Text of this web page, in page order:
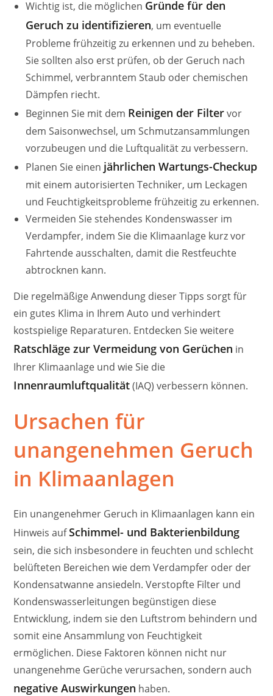
Wichtig ist, die möglichen Gründe für den
Geruch zu identifizieren, um eventuelle
Probleme frühzeitig zu erkennen und zu beheben.
Sie sollten also erst prüfen, ob der Geruch nach
Schimmel, verbranntem Staub oder chemischen
Dämpfen riecht.
Beginnen Sie mit dem Reinigen der Filtervor
dem Saisonwechsel, um Schmutzansammlungen
vorzubeugen und die Luftqualität zu verbessern.
Planen Sie einen jährlichen Wartungs-Checkup
mit einem autorisierten Techniker, um Leckagen
und Feuchtigkeitsprobleme frühzeitig zu erkennen.
Vermeiden Sie stehendes Kondenswasser im
Verdampfer, indem Sie die Klimaanlage kurz vor
Fahrtende ausschalten, damit die Restfeuchte
abtrocknen kann.
Die regelmäßige Anwendung dieser Tipps sorgt für
ein gutes Klima in Ihrem Auto und verhindert
kostspielige Reparaturen. Entdecken Sie weitere
Ratschläge zur Vermeidung von Gerüchen in
Ihrer Klimaanlage und wie Sie die
Innenraumluftqualität(IAQ) verbessern können.
Ursachen für
unangenehmen Geruch
in Klimaanlagen
Ein unangenehmer Geruch in Klimaanlagen kann ein
Hinweis aufSchimmel- und Bakterienbildung
sein, die sich insbesondere in feuchten und schlecht
belüfteten Bereichen wie dem Verdampfer oder der
Kondensatwanne ansiedeln. Verstopfte Filter und
Kondenswasserleitungen begünstigen diese
Entwicklung, indem sie den Luftstrom behindern und
somit eine Ansammlung von Feuchtigkeit
ermöglichen. Diese Faktoren können nicht nur
unangenehme Gerüche verursachen, sondern auch
negative Auswirkungen haben.